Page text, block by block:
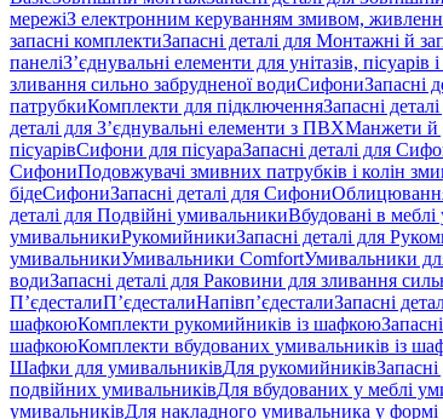
мережіЗ електронним керуванням змивом,
запасні комплектиЗапасні деталі для Монтажні й
панеліЗ’єднувальні елементи для унітазів, пісуарів і
зливання сильно забрудненої водиСифониЗапасні
патрубкиКомплекти для підключенняЗапасні
деталі для З’єднувальні елементи з ПВХМанжети й
пісуарівСифони для пісуараЗапасні деталі для
СифониПодовжувачі змивних патрубків і колін
бідеСифониЗапасні деталі для Сифони
деталі для Подвійні умивальникиВбудовані в
умивальникиРукомийникиЗапасні деталі для
умивальникиУмивальники ComfortУмивальники
водиЗапасні деталі для Раковини для зливання
П’єдесталиП’єдесталиНапівп’єдесталиЗапасні
шафкоюКомплекти рукомийників із шафкою
шафкоюКомплекти вбудованих умивальників із
Шафки для умивальниківДля рукомийників
подвійних умивальниківДля вбудованих у меблі
умивальниківДля накладного умивальника у формі